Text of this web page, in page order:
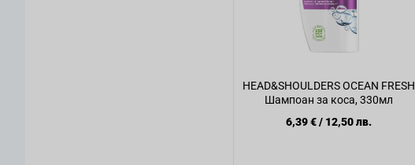
HEAD&SHOULDERS OCEAN FRESH
Шампоан за коса, 330мл
6,39 €/ 12,50 лв.